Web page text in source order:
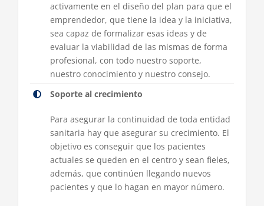
activamente en el diseño del plan para que el
emprendedor, que tiene la idea y la iniciativa,
sea capaz de formalizar esas ideas y de
evaluar la viabilidad de las mismas de forma
profesional, con todo nuestro soporte,
nuestro conocimiento y nuestro consejo.
Soporte al crecimiento
Para asegurar la continuidad de toda entidad
sanitaria hay que asegurar su crecimiento. El
objetivo es conseguir que los pacientes
actuales se queden en el centro y sean fieles,
además, que continúen llegando nuevos
pacientes y que lo hagan en mayor número.